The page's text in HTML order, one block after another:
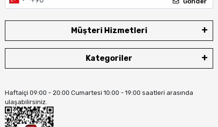
Müşteri Hizmetleri
Kategoriler
Haftaiçi 09:00 - 20:00 Cumartesi 10:00 - 19:00 saatleri arasında
ulaşabilirsiniz.